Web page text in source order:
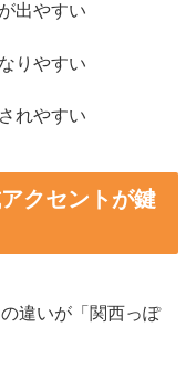
出やすい
りやすい
れやすい
クセントが鍵
違いが「関西っぽ